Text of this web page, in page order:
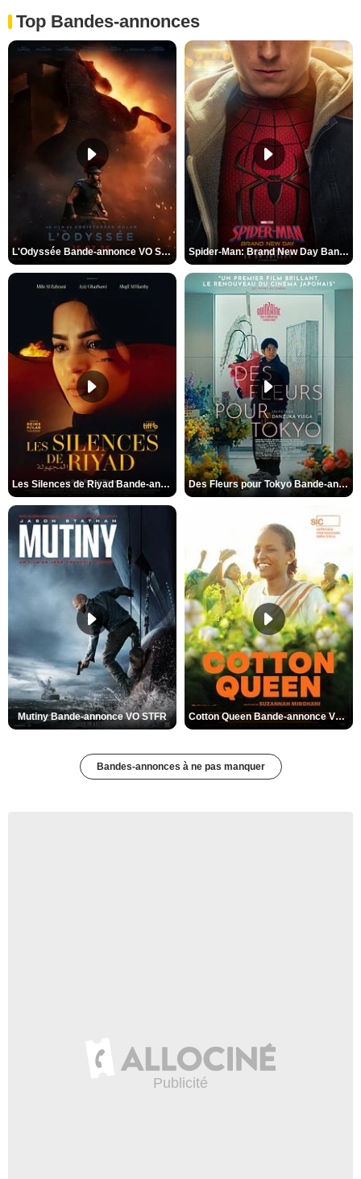
Top Bandes-annonces
L'Odyssée Bande-annonce VO STFR Spider-Man: Brand New Day Bande-annonce VO STFR
Les Silences de Riyad Bande-annonce VO STFR Des Fleurs pour Tokyo Bande-annonce VO STFR
Mutiny Bande-annonce VO STFR Cotton Queen Bande-annonce VO STFR
Bandes-annonces à ne pas manquer